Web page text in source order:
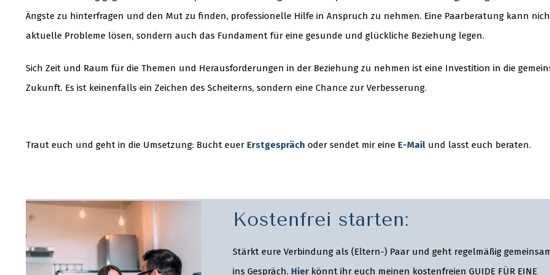
Ängste zu hinterfragen und den Mut zu finden, professionelle Hilfe in Anspruch zu nehmen. Eine Paarberatung kann
aktuelle Probleme lösen, sondern auch das Fundament für eine gesunde und glückliche Beziehung legen.
Sich Zeit und Raum für die Themen und Herausforderungen in der Beziehung zu nehmen ist eine Investition in die
Zukunft. Es ist keinenfalls ein Zeichen des Scheiterns, sondern eine Chance zur Verbesserung.
Traut euch und geht in die Umsetzung: Bucht euer Erstgespräch oder sendet mir eine E-Mail und lasst euch beraten.
Kostenfrei starten:
Stärkt eure Verbindung als (Eltern-) Paar und geht regelmäßig
ins Gespräch. Hier könnt ihr euch meinen kostenfreien GUIDE FÜR EINE